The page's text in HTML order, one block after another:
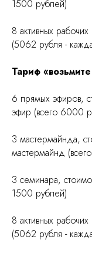
1500 рублей)
8 активных
(5062 рубля -
Тариф
6 прямых эфиров,
эфир (всего 6000
3 мастермайнда,
мастермайнд
3 семинара,
1500 рублей)
8 активных
(5062 рубля -